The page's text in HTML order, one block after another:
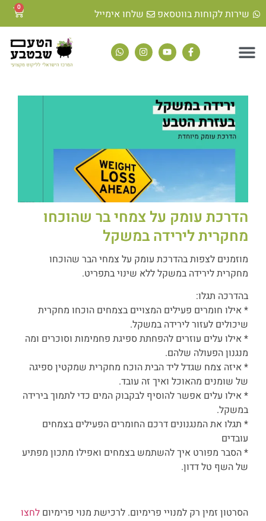
שירות לקוחות בווטסאפ שלחו אימייל 0
הדרכת עומק על צמחי בר שהוכחו
מחקרית לירידה במשקל
מוזמנים לצפות בהדרכת עומק על צמחי הבר שהוכחו
מחקרית לירידה במשקל ללא שינוי בתפריט.
בהדרכה תגלו:
* אילו חומרים פעילים המצויים בצמחים הוכחו מחקרית
שיכולים לעזור לירידה במשקל.
* אילו עלים עוזרים להפחתת ספיגת פחמימות וסוכרים ומה
מנגנון הפעולה שלהם.
* איזה צמח שגדל ליד הבית הוכח מחקרית שמקטין ספיגה
של שומנים מהאוכל ואיך זה עובד.
* אילו עלים אפשר להוסיף לבקבוק המים כדי לתמוך בירידה
במשקל.
* תגלו את המנגנונים דרכם החומרים הפעילים בצמחים
עובדים
* הסבר מפורט איך להשתמש בצמחים ואפילו מתכון מפתיע
של השף טל דדון.
הסרטון זמין רק למנויי פרימיום. לרכישת מנוי פרימיום לחצו